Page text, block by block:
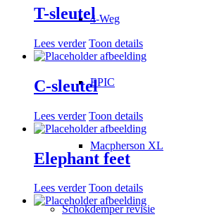
4-Weg
EPIC
Macpherson XL
Schokdemper revisie
T-sleutel
Lees verder Toon details
C-sleutel
Lees verder Toon details
Elephant feet
Lees verder Toon details